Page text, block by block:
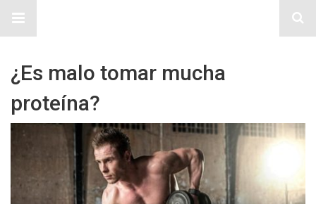
¿Es malo tomar mucha
proteína?